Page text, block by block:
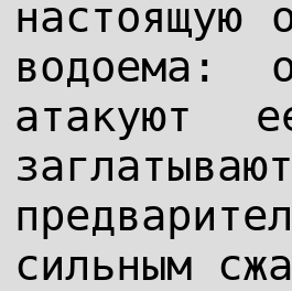
настоящую
водоема:
атакуют
сильным